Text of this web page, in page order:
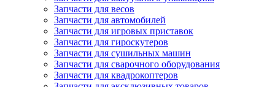
Запчасти для весов
Запчасти для автомобилей
Запчасти для игровых приставок
Запчасти для гироскутеров
Запчасти для сушильных машин
Запчасти для сварочного оборудования
Запчасти для квадрокоптеров